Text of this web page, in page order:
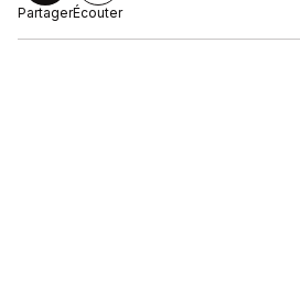
PartagerÉcouter